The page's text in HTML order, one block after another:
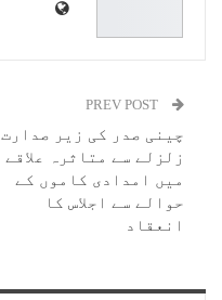
چینی صدر کی زیر صدارت
زلزلے سے متاثرہ علاقے
میں امدادی کاموں کے
حوالے سے اجلاس کا
انعقاد